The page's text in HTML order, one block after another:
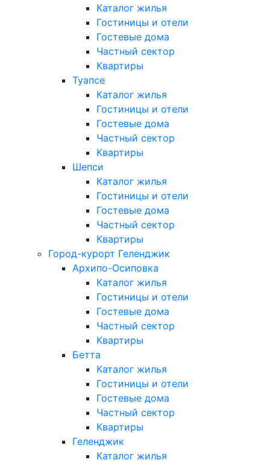
Каталог жилья
Гостиницы и отели
Гостевые дома
Частный сектор
Квартиры
Туапсе
Каталог жилья
Гостиницы и отели
Гостевые дома
Частный сектор
Квартиры
Шепси
Каталог жилья
Гостиницы и отели
Гостевые дома
Частный сектор
Квартиры
Город-курорт Геленджик
Архипо-Осиповка
Каталог жилья
Гостиницы и отели
Гостевые дома
Частный сектор
Квартиры
Бетта
Каталог жилья
Гостиницы и отели
Гостевые дома
Частный сектор
Квартиры
Геленджик
Каталог жилья